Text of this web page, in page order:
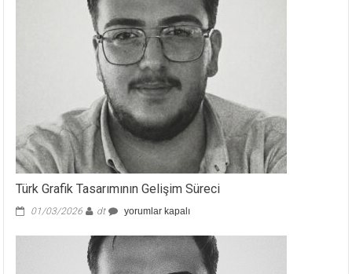
Pazarlamanın
İnce
Çizgisi
için
Türk Grafik Tasarımının Gelişim Süreci
01/03/2026 dt
Türk
Tasarımının
Gelişim
Süreci
yorumlar kapalı